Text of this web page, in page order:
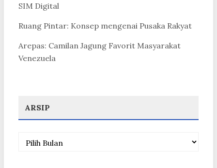
SIM Digital
Ruang Pintar: Konsep mengenai Pusaka Rakyat
Arepas: Camilan Jagung Favorit Masyarakat
Venezuela
ARSIP
Arsip